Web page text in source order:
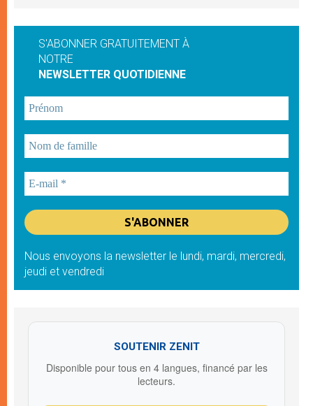
S'ABONNER GRATUITEMENT À
NOTRE
NEWSLETTER QUOTIDIENNE
Nous envoyons la newsletter le lundi, mardi, mercredi,
jeudi et vendredi
SOUTENIR ZENIT
Disponible pour tous en 4 langues, financé par les
lecteurs.